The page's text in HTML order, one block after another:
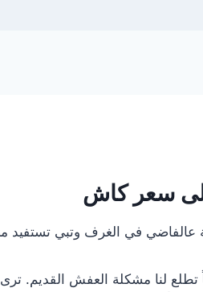
سعر كاش
في الغرف وتبي تستفيد
تطلع لنا مشكلة العفش القديم.